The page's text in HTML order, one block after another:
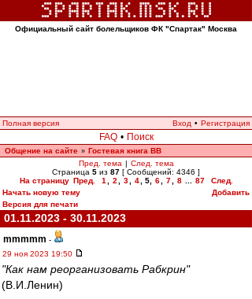
Официальный сайт болельщиков ФК "Спартак" Москва
Полная версия Вход • Регистрация
FAQ • Поиск
Общение на сайте » Гостевая книга ВВ
Пред. тема | След. тема
Страница 5 из 87 [ Сообщений: 4346 ]
На страницу Пред. 1 2 3 4 5, 6 7 8 87
След.
Начать новую тему
Добавить
Версия для печати
01.11.2023 - 30.11.2023
mmmmm -
29 ноя 2023 19:50
"Как нам реорганизовать Рабкрин"
(В.И.Ленин)